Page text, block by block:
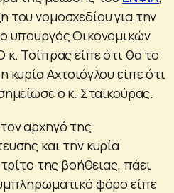
του νομοσχεδίου για την
υπουργός Οικονομικών
Τσίπρας είπε ότι θα το
Αχτσιόγλου είπε ότι
ο κ. Σταϊκούρας.
αρχηγό της
και την κυρία
της βοήθειας, πάει
φόρο είπε